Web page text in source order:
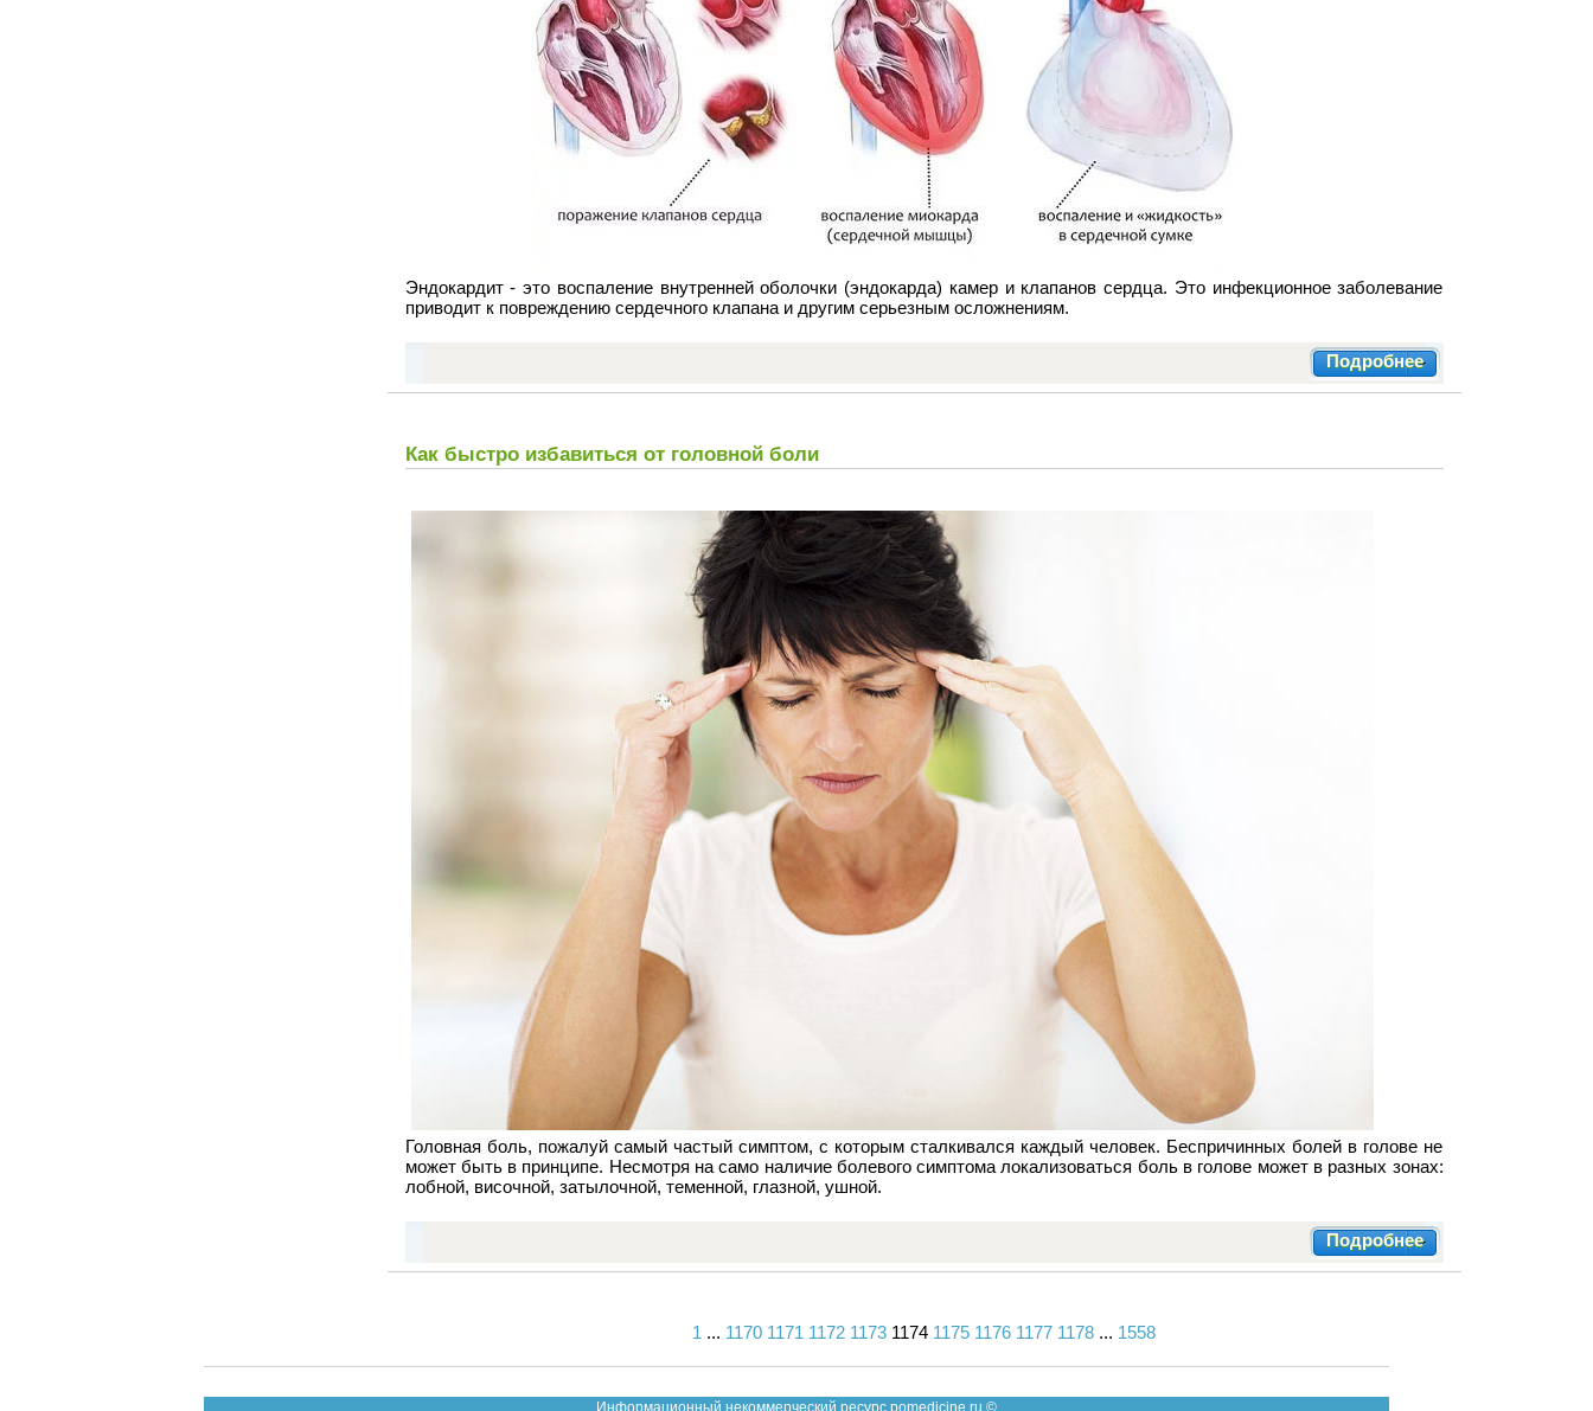
Эндокардит - это воспаление внутренней оболочки (эндокарда) камер и клапанов сердца. Это инфекционное заболевание
приводит к повреждению сердечного клапана и другим серьезным осложнениям.
Подробнее
Как быстро избавиться от головной боли
Головная боль, пожалуй самый частый симптом, с которым сталкивался каждый человек. Беспричинных болей в голове не
может быть в принципе. Несмотря на само наличие болевого симптома локализоваться боль в голове может в разных зонах:
лобной, височной, затылочной, теменной, глазной, ушной.
Подробнее
1 ... 1170 1171 1172 1173 1174 1175 1176 1177 1178 ... 1558
Информационный некоммерческий ресурс pomedicine.ru ©